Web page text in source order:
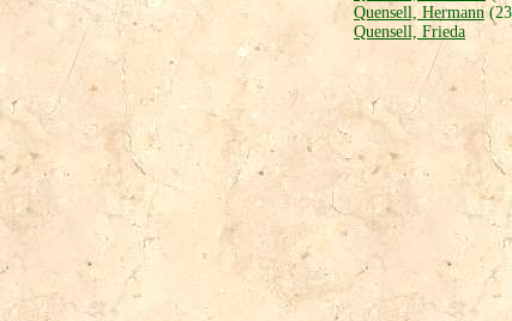
Quensell, Hermann(23
Quensell, Frieda